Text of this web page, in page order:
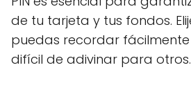
de tu tarjeta y tus fondos.
puedas recordar
difícil de adivinar para otros.